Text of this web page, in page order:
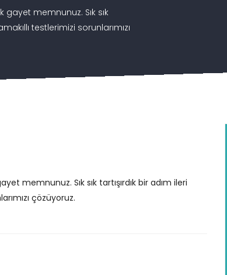
memnunuz. Sık sık
testlerimizi sorunlarımızı
memnunuz. Sık sık tartışırdık bir adım ileri
çözüyoruz.